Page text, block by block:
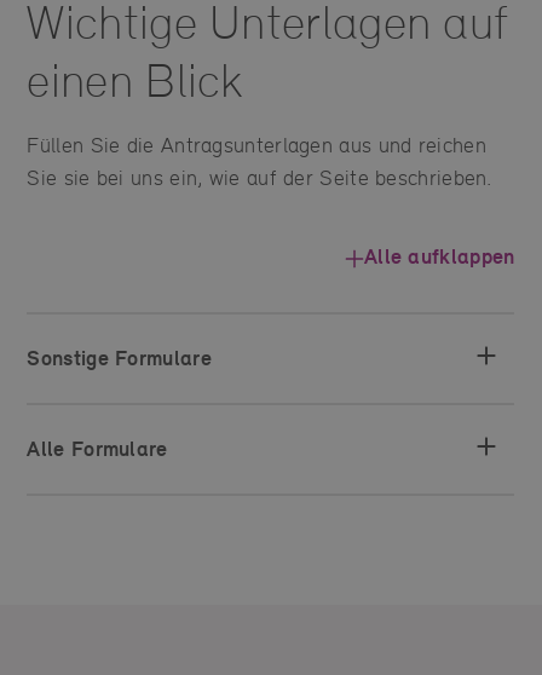
Wichtige Unterlagen auf
einen Blick
Füllen Sie die Antragsunterlagen aus und reichen
Sie sie bei uns ein, wie auf der Seite beschrieben.
Alle aufklappen
Sonstige Formulare
Alle Formulare